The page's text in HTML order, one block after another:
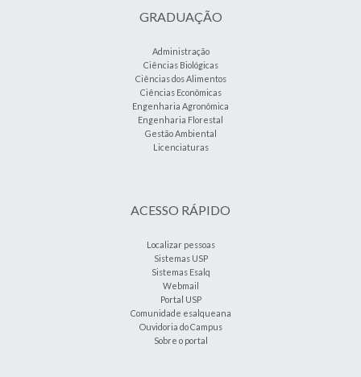
GRADUAÇÃO
Administração
Ciências Biológicas
Ciências dos Alimentos
Ciências Econômicas
Engenharia Agronômica
Engenharia Florestal
Gestão Ambiental
Licenciaturas
ACESSO RÁPIDO
Localizar pessoas
Sistemas USP
Sistemas Esalq
Webmail
Portal USP
Comunidade esalqueana
Ouvidoria do Campus
Sobre o portal